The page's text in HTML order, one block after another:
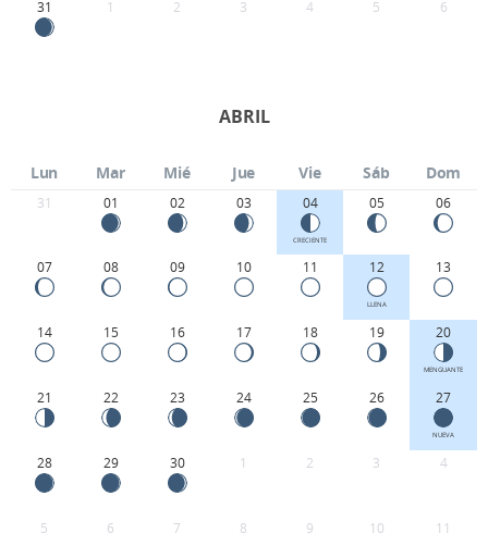
31 1 2 3 4 5 6
ABRIL
Lun Mar Mié Jue Vie Sáb Dom
31 01 02 03 04
CRECIENTE
05 06
07 08 09 10 11 12
LLENA
13
14 15 16 17 18 19 20
MENGUANTE
21 22 23 24 25 26 27
NUEVA
28 29 30 1 2 3 4
5 6 7 8 9 10 11